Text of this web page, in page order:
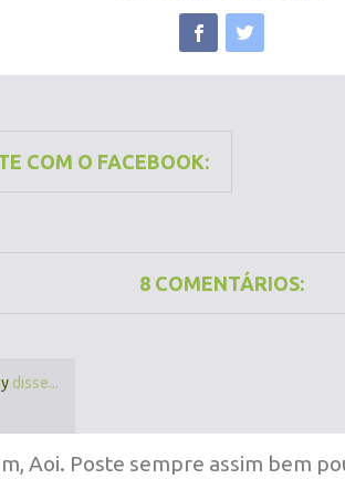
COM O FACEBOOK:
8 COMENTÁRIOS:
disse...
Aoi. Poste sempre assim bem